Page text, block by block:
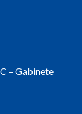
– Gabinete